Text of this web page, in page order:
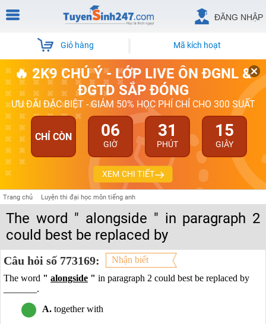
ĐĂNG NHẬP
Giỏ hàng Mã kích hoạt
🔥 2K9 CHÚ Ý - LỚP LIVE ÔN ĐGNL &
ĐGTD SẮP ĐÓNG
ƯU ĐÃI ĐẶC BIỆT - GIẢM 50% HỌC PHÍ CHỈ CHO 300 SUẤT
CHỈ CÒN 06
GIỜ
31
PHÚT
14
GIÂY
XEM CHI TIẾT
Trang chủ Luyện thi đại học môn tiếng anh
The word " alongside " in paragraph 2
could best be replaced by
Câu hỏi số 773169:
Nhận biết
The word " alongside " in paragraph 2 could best be replaced by
_______.
A. together with